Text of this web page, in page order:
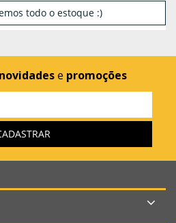
todo o estoque :)
novidades e promoções